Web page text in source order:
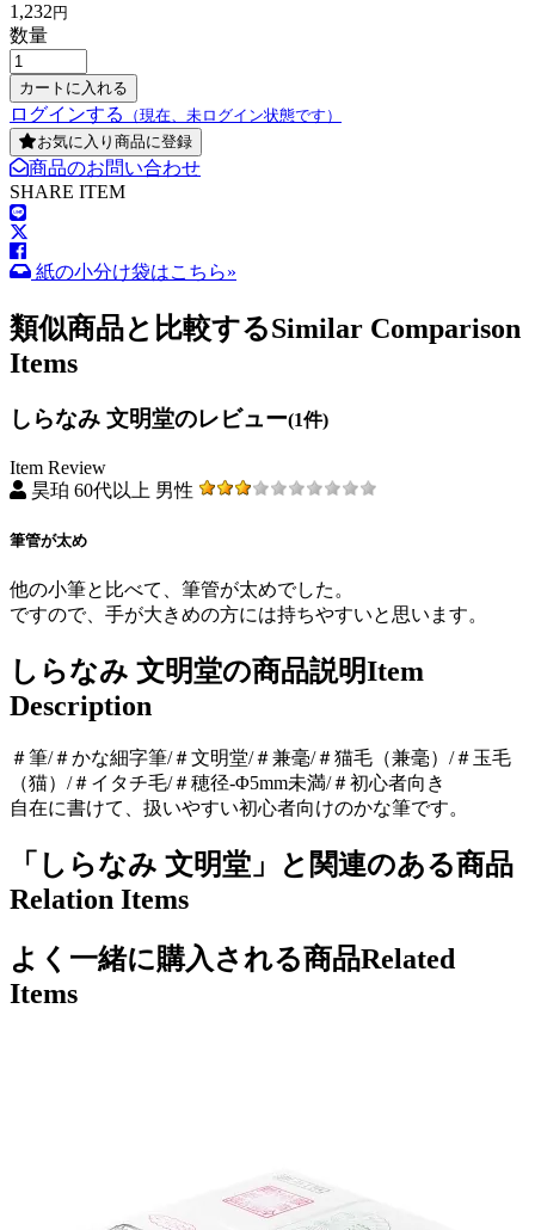
1,232 円
数量
ログインする
（現在、未ログイン状態です）
お気に入り商品に登録
商品のお問い合わせ
SHARE ITEM
紙の小分け袋はこちら»
類似商品と比較するSimilar Comparison
Items
しらなみ 文明堂のレビュー(1件)
Item Review
昊珀 60代以上 男性
筆管が太め
他の小筆と比べて、筆管が太めでした。
ですので、手が大きめの方には持ちやすいと思います。
しらなみ 文明堂の商品説明Item
Description
＃筆/＃かな細字筆/＃文明堂/＃兼毫/＃猫毛（兼毫）/＃玉毛
（猫）/＃イタチ毛/＃穂径-Φ5mm未満/＃初心者向き
自在に書けて、扱いやすい初心者向けのかな筆です。
「しらなみ 文明堂」と関連のある商品
Relation Items
よく一緒に購入される商品Related
Items